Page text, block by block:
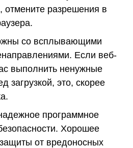
отмените разрешения в
со всплывающими
Если веб-
выполнить ненужные
загрузкой, это, скорее
программное
Хорошее
от вредоносных